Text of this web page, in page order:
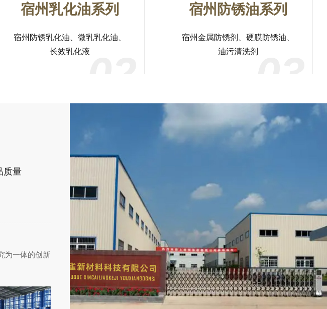
宿州乳化油系列
宿州防锈乳化油、微乳乳化油、
长效乳化液
宿州防锈油系列
宿州金属防锈剂、硬膜防锈油、
油污清洗剂
质量
为一体的创新